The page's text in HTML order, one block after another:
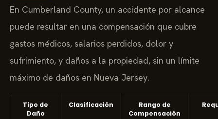
En Cumberland County, un accidente por alcance
puede resultar en una compensación que cubre
gastos médicos, salarios perdidos, dolor y
sufrimiento, y daños a la propiedad, sin un límite
máximo de daños en Nueva Jersey.
Tipo de
Daño
Clasificación
Rango de
Compensación